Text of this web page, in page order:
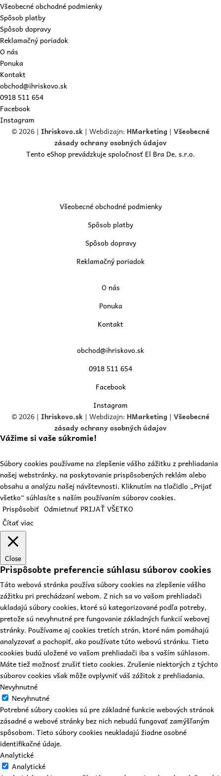
Všeobecné obchodné podmienky
Spôsob platby
Spôsob dopravy
Reklamačný poriadok
O nás
Ponuka
Kontakt
obchod@ihriskovo.sk
0918 511 654
Facebook
Instagram
© 2026 | Ihriskovo.sk| Webdizajn: HMarketing | Všeobecné
zásady ochrany osobných údajov
Tento eShop prevádzkuje spoločnosť El Bra De, s.r.o.
Všeobecné obchodné podmienky
Spôsob platby
Spôsob dopravy
Reklamačný poriadok
O nás
Ponuka
Kontakt
obchod@ihriskovo.sk
0918 511 654
Facebook
Instagram
© 2026 | Ihriskovo.sk| Webdizajn: HMarketing | Všeobecné
zásady ochrany osobných údajov
Vážime si vaše súkromie!
Súbory cookies používame na zlepšenie vášho zážitku z prehliadania
našej webstránky, na poskytovanie prispôsobených reklám alebo
obsahu a analýzu našej návštevnosti. Kliknutím na tlačidlo „Prijať
všetko“ súhlasíte s naším používaním súborov cookies.
Prispôsobiť Odmietnuť PRIJAŤ VŠETKO
Čítať viac
Close
Prispôsobte preferencie súhlasu súborov cookies
Táto webová stránka používa súbory cookies na zlepšenie vášho
zážitku pri prechádzaní webom. Z nich sa vo vašom prehliadači
ukladajú súbory cookies, ktoré sú kategorizované podľa potreby,
pretože sú nevyhnutné pre fungovanie základných funkcií webovej
stránky. Používame aj cookies tretích strán, ktoré nám pomáhajú
analyzovať a pochopiť, ako používate túto webovú stránku. Tieto
cookies budú uložené vo vašom prehliadači iba s vaším súhlasom.
Máte tiež možnosť zrušiť tieto cookies. Zrušenie niektorých z týchto
súborov cookies však môže ovplyvniť váš zážitok z prehliadania.
Nevyhnutné
Nevyhnutné
Potrebné súbory cookies sú pre základné funkcie webových stránok
zásadné a webové stránky bez nich nebudú fungovať zamýšľaným
spôsobom. Tieto súbory cookies neukladajú žiadne osobné
identifikačné údaje.
Analytické
Analytické